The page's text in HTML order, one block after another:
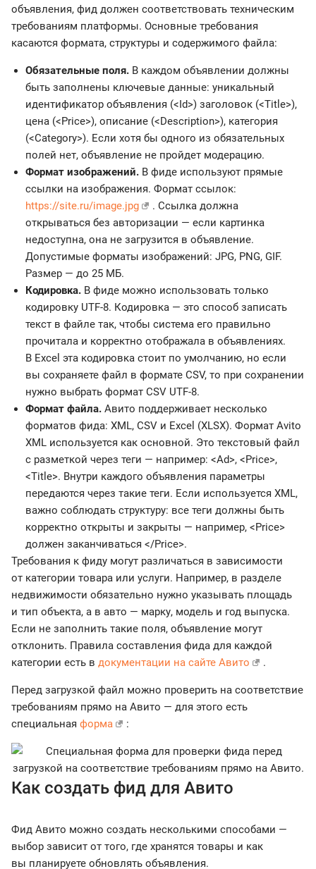
объявления, фид должен соответствовать техническим
требованиям платформы. Основные требования
касаются формата, структуры и содержимого файла:
Обязательные поля. В каждом объявлении должны
быть заполнены ключевые данные: уникальный
идентификатор объявления (<Id>) заголовок (<Title>),
цена (<Price>), описание (<Description>), категория
(<Category>). Если хотя бы одного из обязательных
полей нет, объявление не пройдет модерацию.
Формат изображений. В фиде используют прямые
ссылки на изображения. Формат ссылок:
https://site.ru/image.jpg
. Ссылка должна
открываться без авторизации — если картинка
недоступна, она не загрузится в объявление.
Допустимые форматы изображений: JPG, PNG, GIF.
Размер — до 25 МБ.
Кодировка. В фиде можно использовать только
кодировку UTF-8. Кодировка — это способ записать
текст в файле так, чтобы система его правильно
прочитала и корректно отображала в объявлениях.
В Excel эта кодировка стоит по умолчанию, но если
вы сохраняете файл в формате CSV, то при сохранении
нужно выбрать формат CSV UTF-8.
Формат файла. Авито поддерживает несколько
форматов фида: XML, CSV и Excel (XLSX). Формат Avito
XML используется как основной. Это текстовый файл
с разметкой через теги — например: <Ad>, <Price>,
<Title>. Внутри каждого объявления параметры
передаются через такие теги. Если используется XML,
важно соблюдать структуру: все теги должны быть
корректно открыты и закрыты — например, <Price>
должен заканчиваться </Price>.
Требования к фиду могут различаться в зависимости
от категории товара или услуги. Например, в разделе
недвижимости обязательно нужно указывать площадь
и тип объекта, а в авто — марку, модель и год выпуска.
Если не заполнить такие поля, объявление могут
отклонить. Правила составления фида для каждой
категории есть в документации на сайте Авито .
Перед загрузкой файл можно проверить на соответствие
требованиям прямо на Авито — для этого есть
специальная форма :
Как создать фид для Авито
Фид Авито можно создать несколькими способами —
выбор зависит от того, где хранятся товары и как
вы планируете обновлять объявления.